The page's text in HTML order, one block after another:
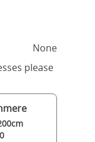
None
please